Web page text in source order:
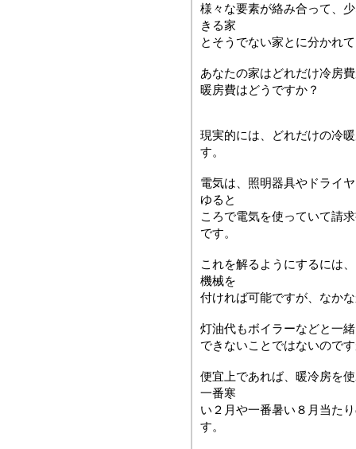
様々な要素が絡み合って、
きる家
とそうでない家とに分かれ
あなたの家はどれだけ冷房
暖房費はどうですか？
現実的には、どれだけの冷
す。
電気は、照明器具やドライ
ゆると
ころで電気を使っていて請
です。
これを解るようにするには
機械を
付ければ可能ですが、なか
灯油代もボイラーなどと一
できないことではないので
便宜上であれば、暖冷房を
一番寒
い２月や一番暑い８月当た
す。